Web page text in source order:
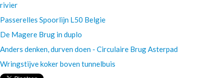
rivier
Passerelles Spoorlijn L50 Belgie
De Magere Brug in duplo
Anders denken, durven doen - Circulaire Brug Asterpad
Wringstijve koker boven tunnelbuis